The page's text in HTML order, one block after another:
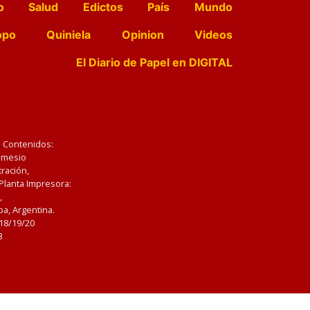
Salud Edictos País
Mundo
Quiniela Opinion
Videos
El Diario de Papel en DIGITAL
Impresora:
Argentina.
19/20